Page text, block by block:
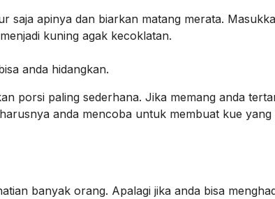
saja apinya dan biarkan matang merata.
kuning agak kecoklatan.
anda hidangkan.
porsi paling sederhana. Jika memang anda
anda mencoba untuk membuat kue yang
banyak orang. Apalagi jika anda bisa